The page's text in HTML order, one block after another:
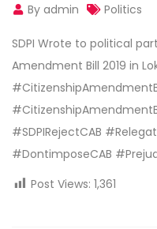
By admin Politics
SDPI Wrote to political
Amendment Bill 2019 in
#
#
#SDPIRejectCAB #
#DontimposeCAB #
Post Views: 1,361